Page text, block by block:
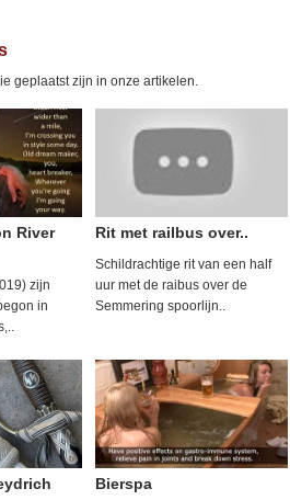
geplaatst zijn in onze artikelen.
River
zijn
in
Rit met railbus over..
Schildrachtige rit van een half
uur met de raibus over de
Semmering spoorlijn..
Bierspa